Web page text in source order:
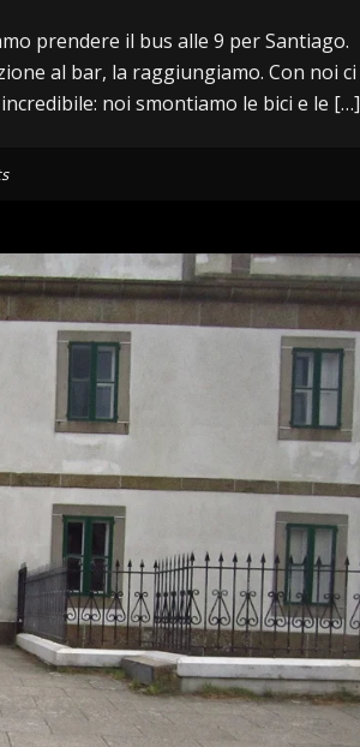
prendere il bus alle 9 per Santiago.
al bar, la raggiungiamo. Con noi ci
noi smontiamo le bici e le […]